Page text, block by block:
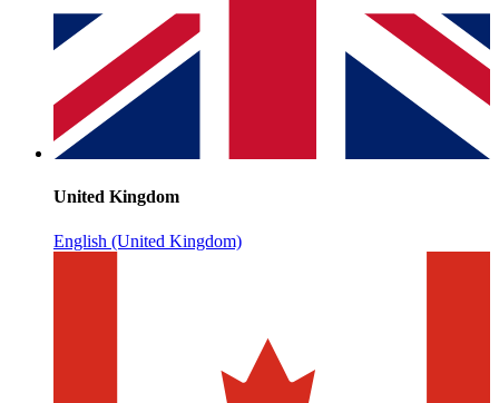
United Kingdom
English (United Kingdom)